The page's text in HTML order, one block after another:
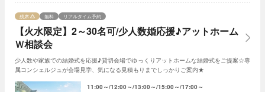
【火水限定】2～30名可/少人数婚応援♪アットホーム
Ｗ相談会
残席 無料 リアルタイム予約
少人数や家族での結婚式を応援♪貸切会場でゆっくりアットホームな結婚式をご提案☆専
属コンシェルジュが会場見学、気になる見積もりまでしっかりご案内★
11:00～ 12:00～ 13:00～ 15:00～ 17:00～